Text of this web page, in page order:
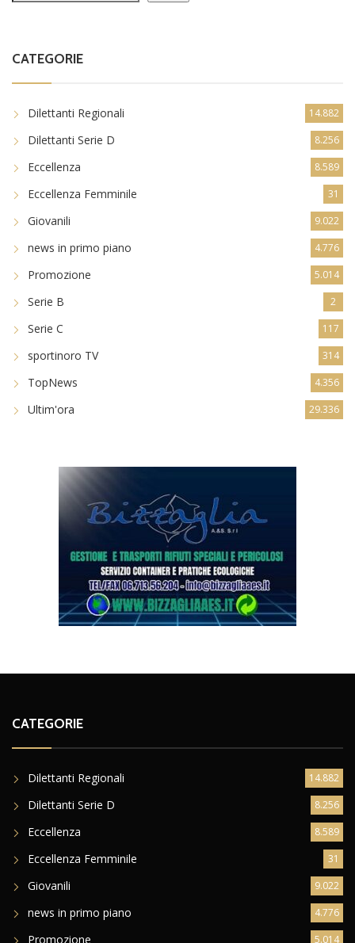
CATEGORIE
Dilettanti Regionali 14.882
Dilettanti Serie D 8.256
Eccellenza 8.589
Eccellenza Femminile 31
Giovanili 9.022
news in primo piano 4.776
Promozione 5.014
Serie B 2
Serie C 117
sportinoro TV 314
TopNews 4.356
Ultim'ora 29.336
CATEGORIE
Dilettanti Regionali 14.882
Dilettanti Serie D 8.256
Eccellenza 8.589
Eccellenza Femminile 31
Giovanili 9.022
news in primo piano 4.776
Promozione 5.014